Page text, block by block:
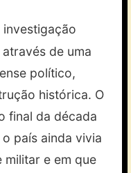
investigação
de uma
político,
histórica. O
final da década
país ainda vivia
militar e em que